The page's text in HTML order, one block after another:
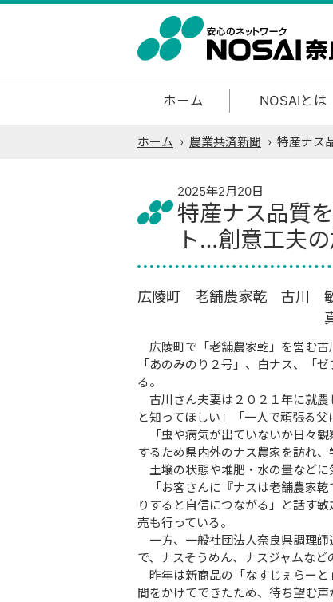
ホーム NOSAIとは
ホーム › 農業共済新聞 › 特産ナス
2025年2月20日
特産ナス品質
ト…創意工夫
広陵町 老舗農家乾 古川
真知
広陵町で「老舗農家乾」を営む古
「あのみのり２号」、白ナス、「
る。
古川さん夫妻は２０２１年に就農
と知ってほしい」「一人で頑張る
「虫や病気が出ていないか日々観
するため県内外のナス農家を訪れ
土壌の状態や堆肥・水の量などに
「お客さんに『ナスは老舗農家乾
りすると自信につながる」と話す
売も行っている。
一方、一般社団法人奈良県調理師
で、ナスそうめん、ナスジャムなど
昨年は新商品の「なすじぇらーと
間をかけてできたため、待ち望む